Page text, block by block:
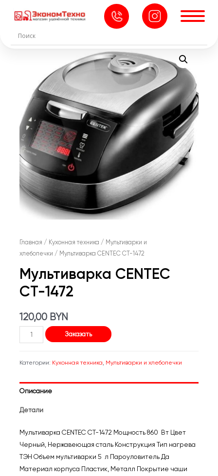
Главная / Кухонная техника / Мультиварки и
хлебопечки / Мультиварка CENTEC CT-1472
Мультиварка CENTEC
CT-1472
120,00 BYN
Количество
товара
CENTEC
1472
Заказать
Категории: Кухонная техника, Мультиварки и хлебопечки
Описание
Детали
Мультиварка CENTEC CT-1472 Мощность 860 Вт Цвет
Черный, Нержавеющая сталь Конструкция Тип нагрева
ТЭН Объем мультиварки 5 л Пароуловитель Да
Материал корпуса Пластик, Металл Покрытие чаши